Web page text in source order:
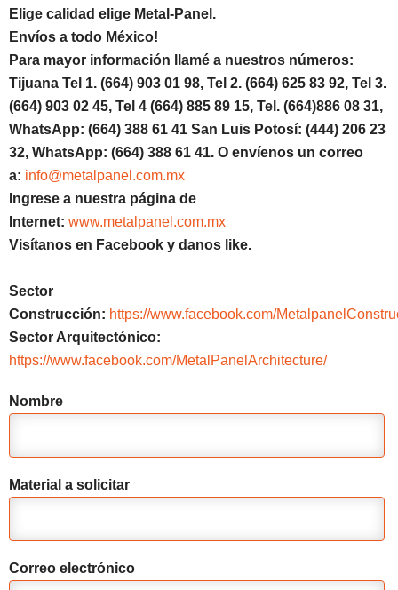
Elige calidad elige Metal-Panel.
Envíos a todo México!
Para mayor información llamé a nuestros números:
Tijuana Tel 1. (664) 903 01 98, Tel 2. (664) 625 83 92, Tel 3.
(664) 903 02 45, Tel 4 (664) 885 89 15, Tel. (664)886 08 31,
WhatsApp: (664) 388 61 41 San Luis Potosí: (444) 206 23
32, WhatsApp: (664) 388 61 41. O envíenos un correo
a: info@metalpanel.com.mx
Ingrese a nuestra página de
Internet: www.metalpanel.com.mx
Visítanos en Facebook y danos like.
Sector
Construcción: https://www.facebook.com/
Sector Arquitectónico:
https://www.facebook.com/MetalPanelArchitecture/
Nombre
Material a solicitar
Correo electrónico